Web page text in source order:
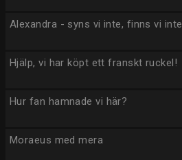
Alexandra - syns vi inte, finns vi inte
Hjälp, vi har köpt ett franskt ruckel!
Hur fan hamnade vi här?
Moraeus med mera